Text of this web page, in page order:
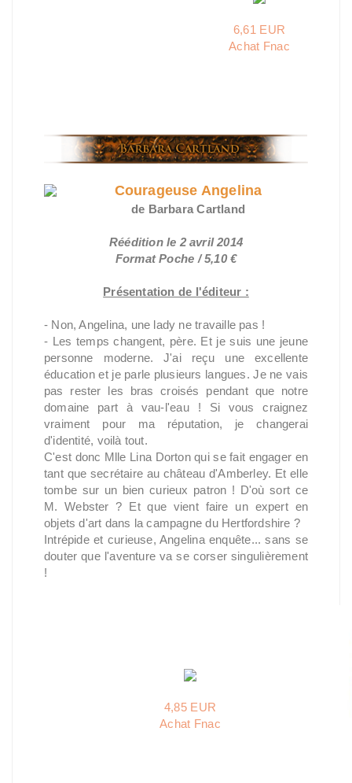
6,61 EUR
Achat Fnac
Courageuse Angelina
de Barbara Cartland
Réédition le 2 avril 2014
Format Poche / 5,10 €
Présentation de l'éditeur :
- Non, Angelina, une lady ne travaille pas !
- Les temps changent, père. Et je suis une jeune
personne moderne. J'ai reçu une excellente
éducation et je parle plusieurs langues. Je ne vais
pas rester les bras croisés pendant que notre
domaine part à vau-l'eau ! Si vous craignez
vraiment pour ma réputation, je changerai
d'identité, voilà tout.
C'est donc Mlle Lina Dorton qui se fait engager en
tant que secrétaire au château d'Amberley. Et elle
tombe sur un bien curieux patron ! D'où sort ce
M. Webster ? Et que vient faire un expert en
objets d'art dans la campagne du Hertfordshire ?
Intrépide et curieuse, Angelina enquête... sans se
douter que l'aventure va se corser singulièrement
!
4,85 EUR
Achat Fnac